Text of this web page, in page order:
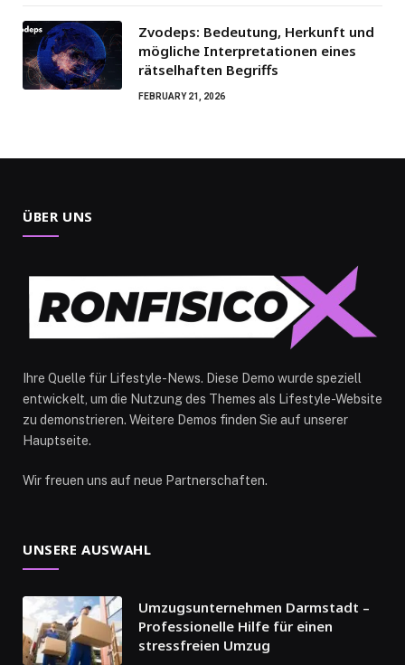
Zvodeps: Bedeutung, Herkunft und
mögliche Interpretationen eines
rätselhaften Begriffs
FEBRUARY 21, 2026
ÜBER UNS
Ihre Quelle für Lifestyle-News. Diese Demo wurde speziell
entwickelt, um die Nutzung des Themes als Lifestyle-Website
zu demonstrieren. Weitere Demos finden Sie auf unserer
Hauptseite.
Wir freuen uns auf neue Partnerschaften.
UNSERE AUSWAHL
Umzugsunternehmen Darmstadt –
Professionelle Hilfe für einen
stressfreien Umzug